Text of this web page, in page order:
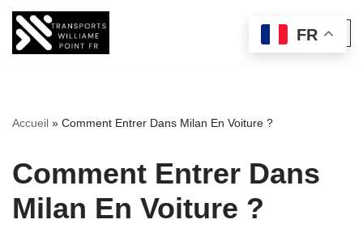
Aller
Accueil » Comment Entrer Dans Milan En Voiture ?
Comment Entrer Dans
Milan En Voiture ?
FR